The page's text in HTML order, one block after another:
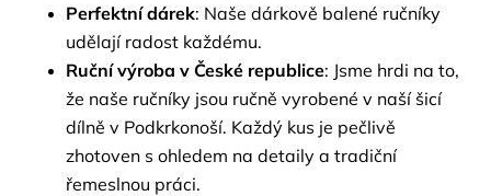
Perfektní dárek: Naše dárkově balené ručníky
udělají radost každému.
Ruční výroba v České republice: Jsme hrdi na to,
že naše ručníky jsou ručně vyrobené v naší šicí
dílně v Podkrkonoší. Každý kus je pečlivě
zhotoven s ohledem na detaily a tradiční
řemeslnou práci.